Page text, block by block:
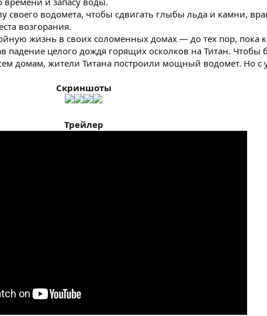
водомета, чтобы сдвигать глыбы льда и камни,
возгорания.
жизнь в своих соломенных домах — до тех пор, пока
падение целого дождя горящих осколков на Титан. Чтобы
домам, жители Титана построили мощный водомет. Но с
Скриншоты​
Трейлер​